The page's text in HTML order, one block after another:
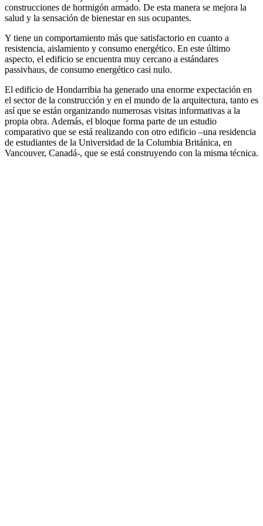
construcciones de hormigón armado. De esta manera se mejora la
salud y la sensación de bienestar en sus ocupantes.
Y tiene un comportamiento más que satisfactorio en cuanto a
resistencia, aislamiento y consumo energético. En este último
aspecto, el edificio se encuentra muy cercano a estándares
passivhaus, de consumo energético casi nulo.
El edificio de Hondarribia ha generado una enorme expectación en
el sector de la construcción y en el mundo de la arquitectura, tanto es
así que se están organizando numerosas visitas informativas a la
propia obra. Además, el bloque forma parte de un estudio
comparativo que se está realizando con otro edificio –una residencia
de estudiantes de la Universidad de la Columbia Británica, en
Vancouver, Canadá-, que se está construyendo con la misma técnica.